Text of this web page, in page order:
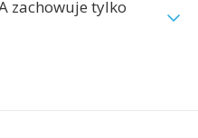
zachowuje tylko